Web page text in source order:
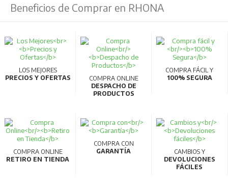
Compatibilidad AC/DC:Los modelos de 32AF y
de especificación adicional.
Comunicaciones inteligentes:
Compatibilidad con
CC-Link para transmitir datos de medición a PC,
permitiendo la gestión energética y visualización en
termoplásticos fácilmente reciclables y cumplen con la
normativa RoHS.
Alta calidad y eficiencia:
Producidos en líneas de
Beneficios de Comprar en RHONA
LOS MEJORES
PRECIOS Y OFERTAS
COMPRA ONLINE
DESPACHO DE
PRODUCTOS
COMPRA FÁCIL Y
100% SEGURA
COMPRA ONLINE
RETIRO EN TIENDA
COMPRA CON
GARANTÍA
CAMBIOS Y
DEVOLUCIONES
FÁCILES